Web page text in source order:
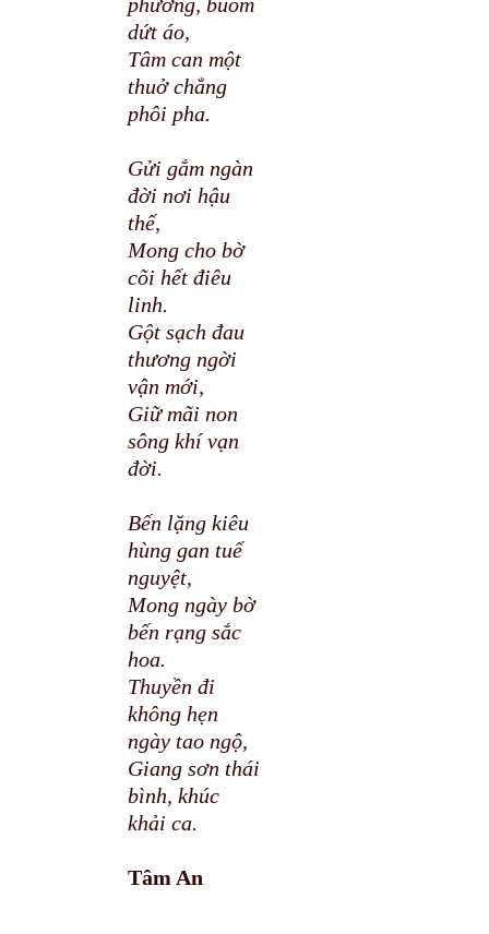
dứt áo,
Tâm can một
thuở chẳng
phôi pha.
Gửi gắm ngàn
đời nơi hậu
thế,
Mong cho bờ
cõi hết điêu
linh.
Gột sạch đau
thương ngời
vận mới,
Giữ mãi non
sông khí vạn
đời.
Bến lặng kiêu
hùng gan tuế
nguyệt,
Mong ngày bờ
bến rạng sắc
hoa.
Thuyền đi
không hẹn
ngày tao ngộ,
Giang sơn thái
bình, khúc
khải ca.
Tâm An